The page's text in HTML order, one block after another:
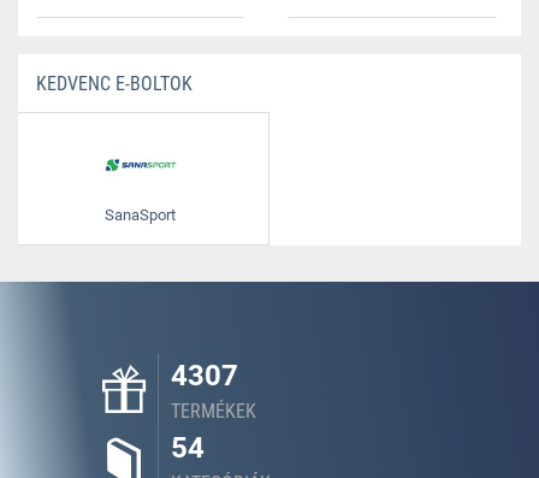
KEDVENC E-BOLTOK
SanaSport
4307
TERMÉKEK
54